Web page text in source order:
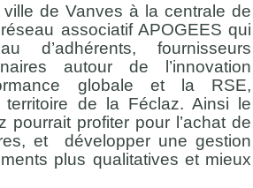
ville de Vanves à la centrale de
associatif APOGEES qui
d’adhérents, fournisseurs
autour de l’innovation
globale et la RSE,
territoire de la Féclaz. Ainsi le
pourrait profiter pour l’achat de
et développer une gestion
plus qualitatives et mieux